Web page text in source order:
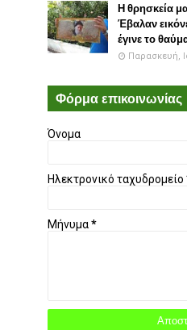
Η θρησκεία
Έβαλαν
έγινε το
Παρασκευή,
Φόρμα επικοινωνίας
Όνομα
Ηλεκτρονικό ταχυδρομείο
Μήνυμα*